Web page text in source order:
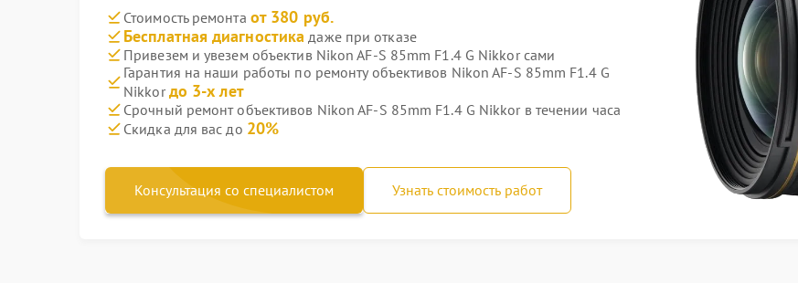
Стоимость ремонта от 380 руб.
Бесплатная диагностика даже при отказе
Привезем и увезем объектив Nikon AF-S 85mm F1.4 G Nikkor сами
Гарантия на наши работы по ремонту объективов Nikon AF-S 85mm F1.4 G
Nikkorдо 3-х лет
Срочный ремонт объективов Nikon AF-S 85mm F1.4 G Nikkor в течении часа
Скидка для вас до 20%
Консультация со специалистом Узнать стоимость работ